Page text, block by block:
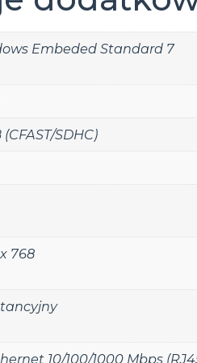
Embeded Standard 7
(CFAST/SDHC)
768
10/100/1000 Mbps